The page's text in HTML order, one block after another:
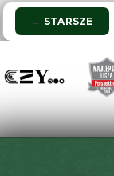
wpisu
← STARSZE